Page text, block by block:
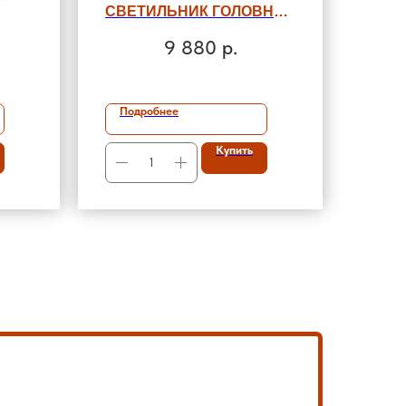
СВЕТИЛЬНИК ГОЛОВНОЙ
9 880 р.
Подробнее
Купить